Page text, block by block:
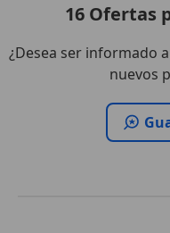
16 Ofertas
¿Desea ser informado
nuevos